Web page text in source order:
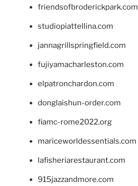
friendsofbroderickpark.com
studiopiattellina.com
jannagrillspringfield.com
fujiyamacharleston.com
elpatronchardon.com
donglaishun-order.com
fiamc-rome2022.org
mariceworldessentials.com
lafisheriarestaurant.com
915jazzandmore.com